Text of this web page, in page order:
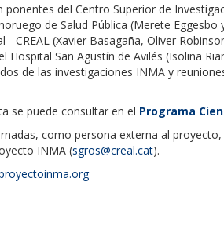
del Centro Superior de
de Salud Pública (Merete
CREAL (Xavier Basagaña, Oliver
Hospital San Agustín de Avilés (Isolina
de las investigaciones INMA y
se puede consultar en el Programa
como persona externa al
INMA (sgros@creal.cat).